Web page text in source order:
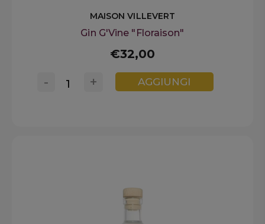
MAISON VILLEVERT
Gin G'Vine "Floraison"
€32,00
+
- AGGIUNGI